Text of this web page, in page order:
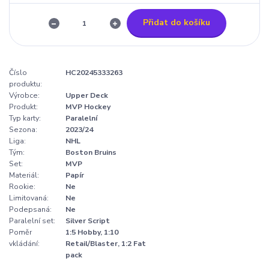
Přidat do košíku
Číslo
produktu:
HC20245333263
Výrobce:
Upper Deck
Produkt:
MVP Hockey
Typ karty:
Paralelní
Sezona:
2023/24
Liga:
NHL
Tým:
Boston Bruins
Set:
MVP
Materiál:
Papír
Rookie:
Ne
Limitovaná:
Ne
Podepsaná:
Ne
Paralelní set:
Silver Script
Poměr
vkládání:
1:5 Hobby, 1:10
Retail/Blaster, 1:2 Fat
pack